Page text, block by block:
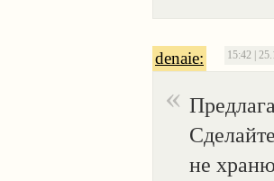
denaie: 15:42 |
не